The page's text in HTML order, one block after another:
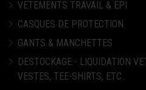
VETEMENTS TRAVAIL & EPI
CASQUES DE PROTECTION
GANTS & MANCHETTES
DESTOCKAGE - LIQUIDATION
VESTES, TEE-SHIRTS, ETC..